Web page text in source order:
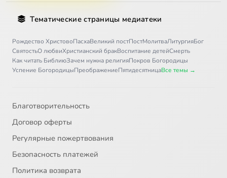
Тематические страницы медиатеки
Рождество ХристовоПасхаВеликий постПостМолитваЛитургияБог
СвятостьО любвиХристианский бракВоспитание детейСмерть
Как читать БиблиюЗачем нужна религияПокров Богородицы
Успение БогородицыПреображениеПятидесятницаВсе темы →
Благотворительность
Договор оферты
Регулярные пожертвования
Безопасность платежей
Политика возврата